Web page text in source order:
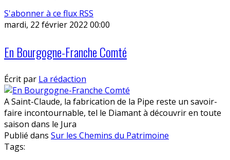
S'abonner à ce flux RSS
mardi, 22 février 2022 00:00
En Bourgogne-Franche Comté
Écrit par La rédaction
A Saint-Claude, la fabrication de la Pipe reste un savoir-
faire incontournable, tel le Diamant à découvrir en toute
saison dans le Jura
Publié dans Sur les Chemins du Patrimoine
Tags: